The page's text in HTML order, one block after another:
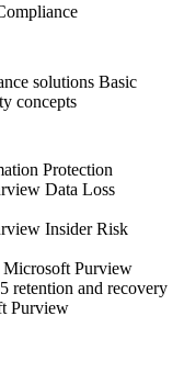
solutions Basic
concepts
Protection
Data Loss
Insider Risk
Microsoft Purview
retention and recovery
Purview